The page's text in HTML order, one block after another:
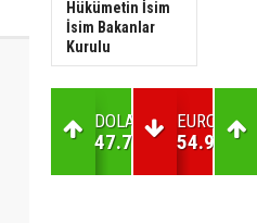
Hükümetin İsim
İsim Bakanlar
Kurulu
DOLAR
47.71
EURO
54.99